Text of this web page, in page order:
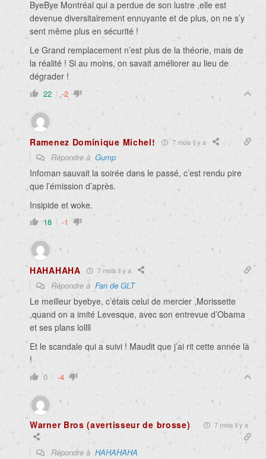
ByeBye Montréal qui a perdue de son lustre ,elle est
devenue diversitairement ennuyante et de plus, on ne s’y
sent même plus en sécurité !
Le Grand remplacement n’est plus de la théorie, mais de
la réalité ! Si au moins, on savait améliorer au lieu de
dégrader !
22 -2
Ramenez Dominique Michel! 7 mois il y a
Répondre à Gump
Infoman sauvait la soirée dans le passé, c’est rendu pire
que l’émission d’après.
Insipide et woke.
18 -1
HAHAHAHA 7 mois il y a
Répondre à Fan de GLT
Le meilleur byebye, c’étais celui de mercier ,Morissette
,quand on a imité Levesque, avec son entrevue d’Obama
et ses plans lollll
Et le scandale qui a suivi ! Maudit que j’ai rit cette année là
!
0 -4
Warner Bros (avertisseur de brosse) 7 mois il y a
Répondre à HAHAHAHA